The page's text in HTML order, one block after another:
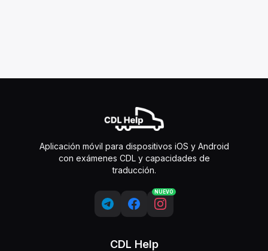
Aplicación móvil para dispositivos iOS y Android
con exámenes CDL y capacidades de
traducción.
NUEVO
CDL Help